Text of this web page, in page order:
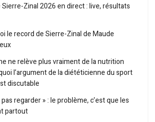
Zinal 2026 en direct : live, résultats
le record de Sierre-Zinal de Maude
ne relève plus vraiment de la nutrition
l’argument de la diététicienne du sport
discutable
pas regarder » : le problème, c’est que les
partout